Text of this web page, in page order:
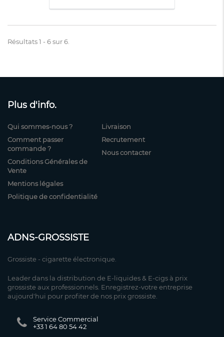
Résultats 1 - 6 sur 6.
Plus d'info.
Qui sommes-nous ?
Comment passer
commande ?
Conditions Générales de
Vente
Mentions légales
Politique de confidentialité
Livraison
Recrutement
Nous contacter
ADNS-GROSSISTE
Grossiste - cigarette électronique.
Leader dans la distribution de E-liquides & E-cigs à prix
grossiste aux professionnels. Enregistrez-votre entreprise
aujourd'hui pour profiter de nos prix grossiste.
Service Commercial
+33 1 64 80 54 42